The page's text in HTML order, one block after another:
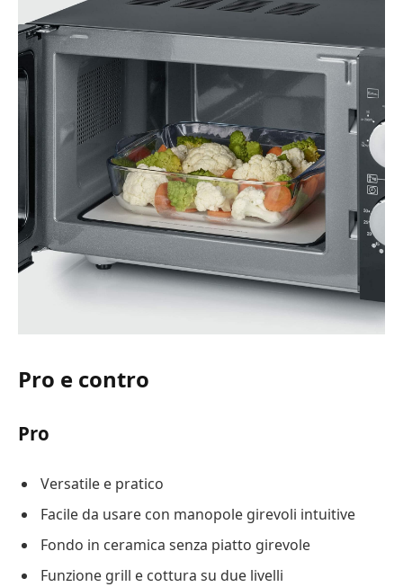
Pro e contro
Pro
Versatile e pratico
Facile da usare con manopole girevoli intuitive
Fondo in ceramica senza piatto girevole
Funzione grill e cottura su due livelli